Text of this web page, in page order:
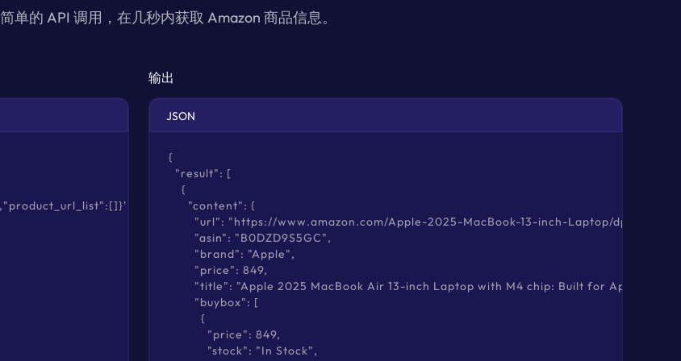
单的 API 调用，在几秒内获取 Amazon 商品信息。
输出
JSON
{
  "result": [
    {
      "content": {
"url": "https://www.amazon.com/Apple-2025-MacBook-13-inch-
        "asin": "B0DZD9S5GC",
        "brand": "Apple",
        "price": 849,
"title": "Apple 2025 MacBook Air 13-inch Laptop with M4 chip: Built for Apple
        "buybox": [
          {
            "price": 849,
            "stock": "In Stock",